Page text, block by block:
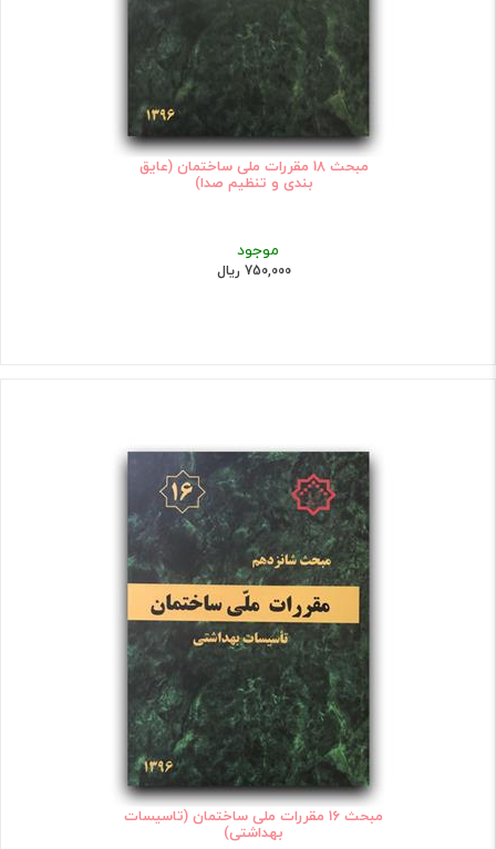
مبحث 18 مقررات ملی ساختمان (عایق
بندی و تنظیم صدا)
موجود
750,000 ریال
مبحث 16 مقررات ملی ساختمان (تاسیسات
بهداشتی)